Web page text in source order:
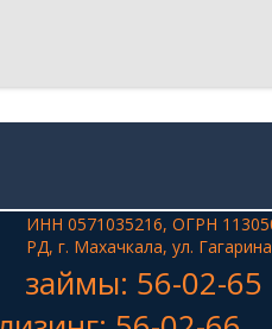
ИНН 0571035216, ОГРН
РД, г. Махачкала, ул.
займы: 56-02-65